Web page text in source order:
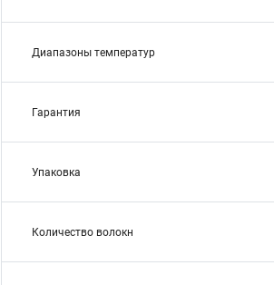
Диапазоны температур
Гарантия
Упаковка
Количество волокн